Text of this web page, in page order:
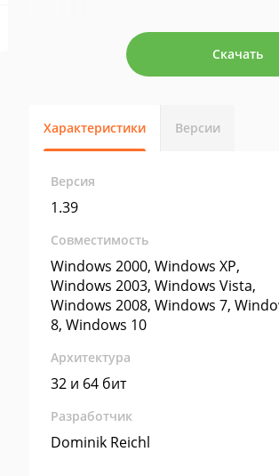
Скачать
Характеристики Версии
Версия
1.39
Совместимость
Windows 2000, Windows XP,
Windows 2003, Windows Vista,
Windows 2008, Windows 7,
8, Windows 10
Архитектура
32 и 64 бит
Разработчик
Dominik Reichl